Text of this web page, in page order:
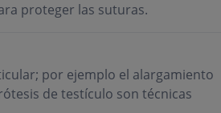
proteger las suturas.
por ejemplo el alargamiento
de testículo son técnicas